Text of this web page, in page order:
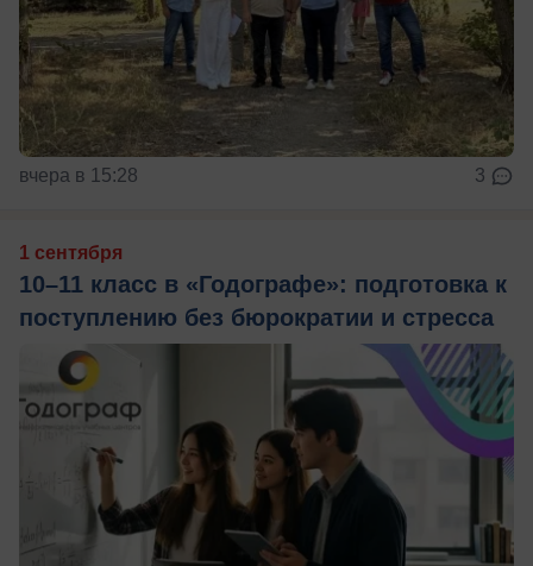
вчера в 15:28 3
1 сентября
10–11 класс в «Годографе»: подготовка к
поступлению без бюрократии и стресса